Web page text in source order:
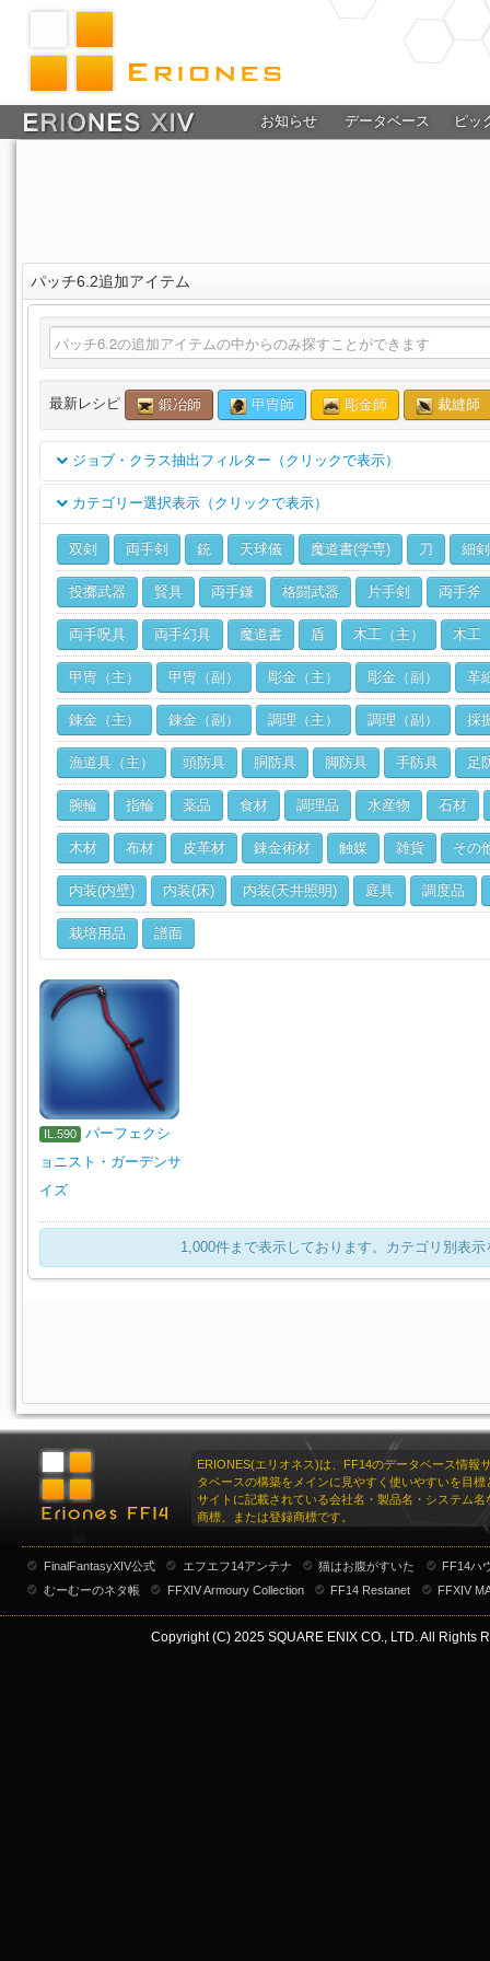
お知らせ データベース ピッ
パッチ6.2追加アイテム
最新レシピ 鍛冶師 甲冑師 彫金師 裁縫師
ジョブ・クラス抽出フィルター（クリックで表示）
クラス
ジョブ
カテゴリー選択表示（クリックで表示）
双剣 両手剣 銃 天球儀 魔道書(学専) 刀 細剣
投擲武器 賢具 両手鎌 格闘武器 片手剣 両手斧
両手呪具 両手幻具 魔道書 盾 木工（主） 木工
甲冑（主） 甲冑（副） 彫金（主） 彫金（副） 革
錬金（主） 錬金（副） 調理（主） 調理（副） 採
漁道具（主） 頭防具 胴防具 脚防具 手防具 足
腕輪 指輪 薬品 食材 調理品 水産物 石材
木材 布材 皮革材 錬金術材 触媒 雑貨 その
内装(内壁) 内装(床) 内装(天井照明) 庭具 調度品
栽培用品 譜面
IL.590
パーフェクシ
ョニスト・ガーデンサ
イズ
1,000件まで表示しております。カテゴリ別表
ERIONES(エリオネス)は、FF14のデータベース情報
タベースの構築をメインに見やすく使いやすいを目標
サイトに記載されている会社名・製品名・システム名
商標、または登録商標です。
FinalFantasyXIV公式 エフエフ14アンテナ 猫はお腹がすいた
FF14ハ
むーむーのネタ帳
FFXIV Armoury Collection FF14 Restanet FFXIV
Copyright (C) 2025 SQUARE ENIX CO., LTD. All Rights